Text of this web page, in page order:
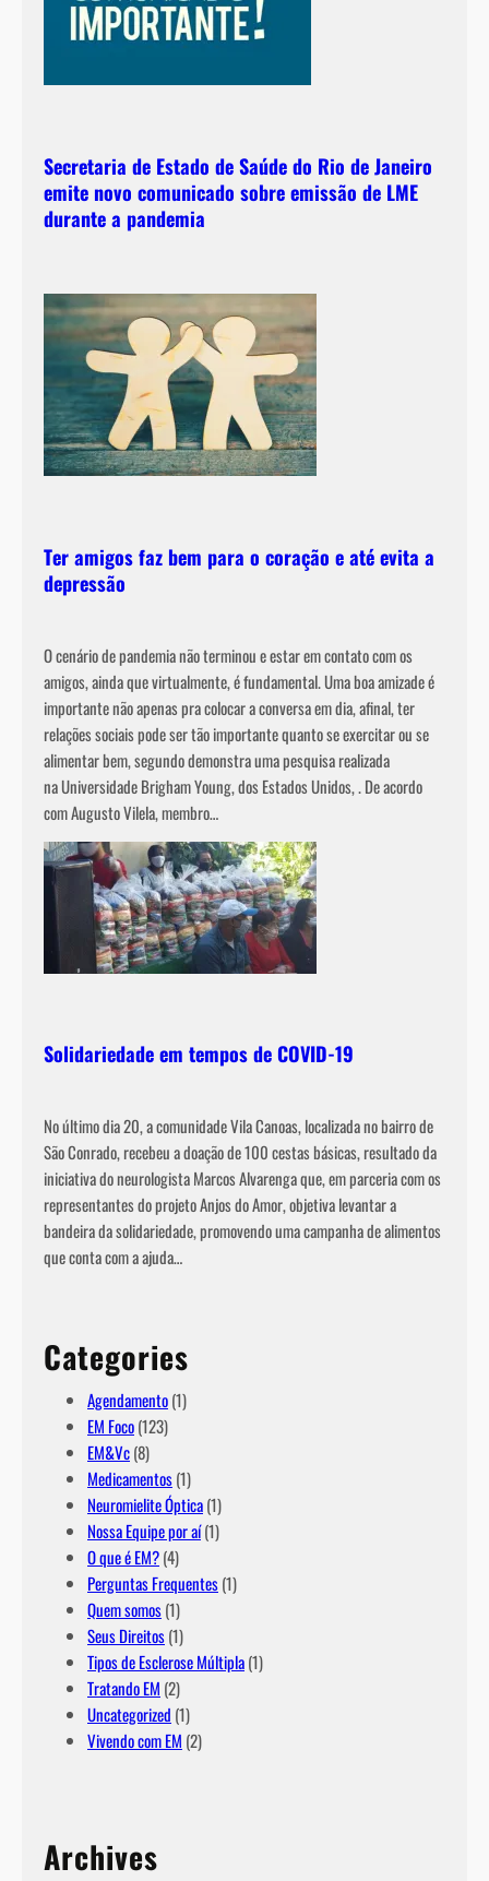
Secretaria de Estado de Saúde do Rio de Janeiro
emite novo comunicado sobre emissão de LME
durante a pandemia
Ter amigos faz bem para o coração e até evita a
depressão
O cenário de pandemia não terminou e estar em contato com os
amigos, ainda que virtualmente, é fundamental. Uma boa amizade é
importante não apenas pra colocar a conversa em dia, afinal, ter
relações sociais pode ser tão importante quanto se exercitar ou se
alimentar bem, segundo demonstra uma pesquisa realizada
na Universidade Brigham Young, dos Estados Unidos, . De acordo
com Augusto Vilela, membro…
Solidariedade em tempos de COVID-19
No último dia 20, a comunidade Vila Canoas, localizada no bairro de
São Conrado, recebeu a doação de 100 cestas básicas, resultado da
iniciativa do neurologista Marcos Alvarenga que, em parceria com os
representantes do projeto Anjos do Amor, objetiva levantar a
bandeira da solidariedade, promovendo uma campanha de alimentos
que conta com a ajuda…
Categories
Agendamento(1)
EM Foco(123)
EM&Vc(8)
Medicamentos(1)
Neuromielite Óptica(1)
Nossa Equipe por aí(1)
O que é EM?(4)
Perguntas Frequentes(1)
Quem somos(1)
Seus Direitos(1)
Tipos de Esclerose Múltipla(1)
Tratando EM (2)
Uncategorized (1)
Vivendo com EM (2)
Archives